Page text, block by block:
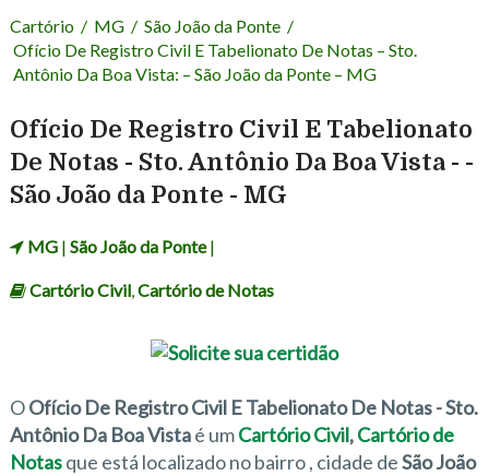
Cartório / MG / São João da Ponte /
Ofício De Registro Civil E Tabelionato De Notas – Sto.
Antônio Da Boa Vista: – São João da Ponte – MG
Ofício De Registro Civil E Tabelionato
De Notas - Sto. Antônio Da Boa Vista - -
São João da Ponte - MG
MG| São João da Ponte|
Cartório Civil,Cartório de Notas
OOfício De Registro Civil E Tabelionato De Notas - Sto.
Antônio Da Boa Vistaé umCartório Civil,Cartório de
Notasque está localizado no bairro, cidade deSão João